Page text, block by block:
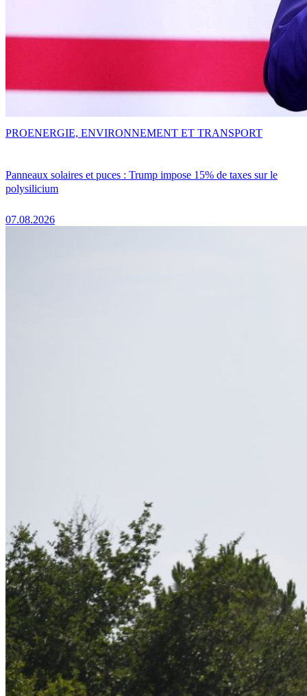
Panneaux solaires et puces : Trump impose 15% de taxes sur le
polysilicium
07.08.2026
PROENERGIE, ENVIRONNEMENT ET TRANSPORT